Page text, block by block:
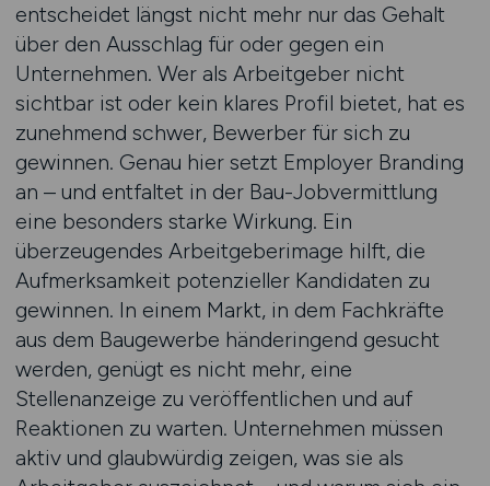
entscheidet längst nicht mehr nur das Gehalt
über den Ausschlag für oder gegen ein
Unternehmen. Wer als Arbeitgeber nicht
sichtbar ist oder kein klares Profil bietet, hat es
zunehmend schwer, Bewerber für sich zu
gewinnen. Genau hier setzt Employer Branding
an – und entfaltet in der Bau-Jobvermittlung
eine besonders starke Wirkung. Ein
überzeugendes Arbeitgeberimage hilft, die
Aufmerksamkeit potenzieller Kandidaten zu
gewinnen. In einem Markt, in dem Fachkräfte
aus dem Baugewerbe händeringend gesucht
werden, genügt es nicht mehr, eine
Stellenanzeige zu veröffentlichen und auf
Reaktionen zu warten. Unternehmen müssen
aktiv und glaubwürdig zeigen, was sie als